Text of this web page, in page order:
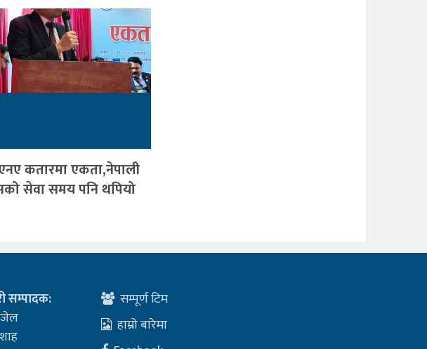
कतारमा एकता,नेपाली
सेवा समय पनि थपियो
सम्पादक:
सम्पूर्ण टिम
हाम्रो बारेमा